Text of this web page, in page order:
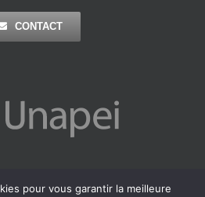
CONTACT
pour vous garantir la meilleure